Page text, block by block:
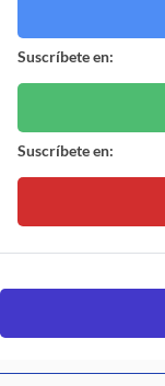
Suscríbete en:
Suscríbete en: